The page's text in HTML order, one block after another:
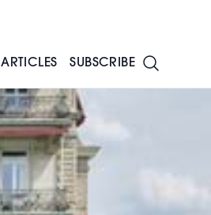
ARTICLES SUBSCRIBE